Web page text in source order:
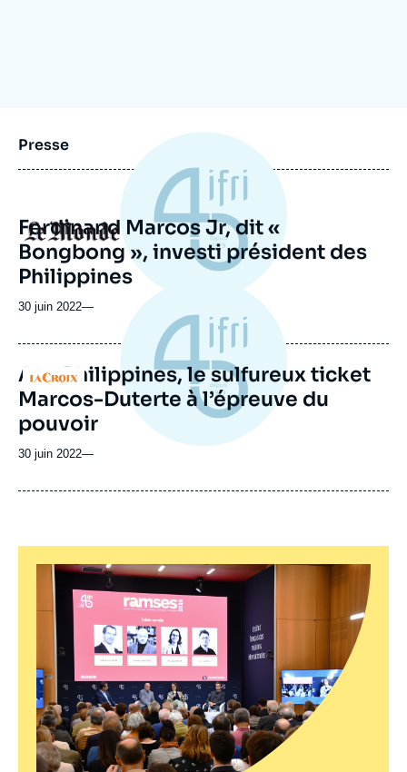
Presse
Logo
Ferdinand Marcos Jr, dit «
Bongbong », investi président des
Philippines
30 juin 2022—
Logo
Aux Philippines, le sulfureux ticket
Marcos-Duterte à l’épreuve du
pouvoir
30 juin 2022—